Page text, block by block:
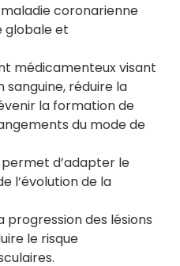
coronarienne
globale et
médicamenteux visant
réduire la
la formation de
du mode de
d’adapter le
l’évolution de la
progression des lésions
le risque